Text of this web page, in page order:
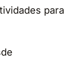
para